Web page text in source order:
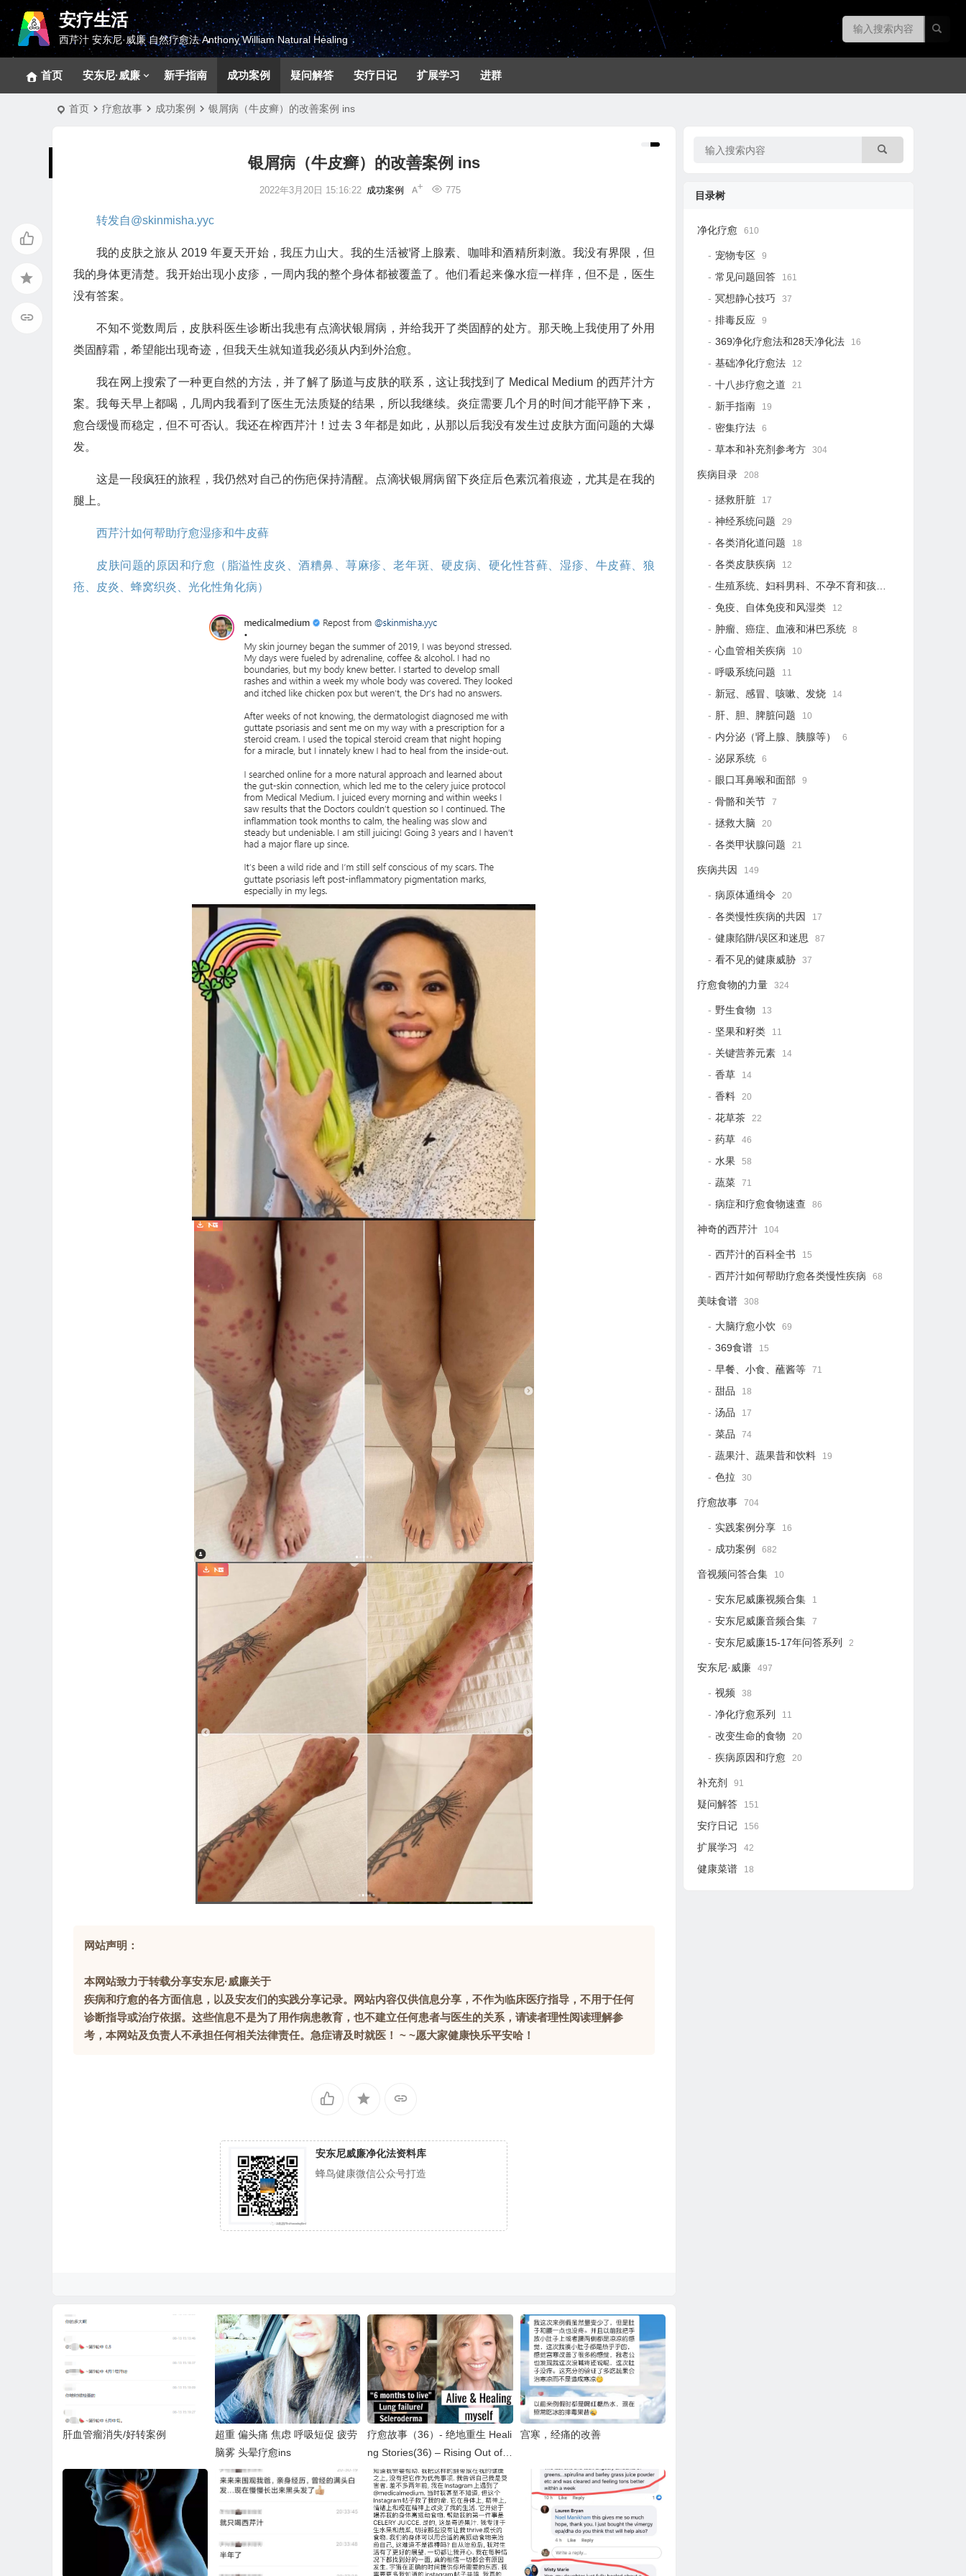
安疗生活
西芹汁 安东尼·威廉 自然疗愈法 Anthony William Natural Healing
首页 安东尼·威廉 新手指南 成功案例 疑问解答 安疗日记 扩展学习 进群
首页 疗愈故事 成功案例 银屑病（牛皮癣）的改善案例 ins
银屑病（牛皮癣）的改善案例 ins
2022年3月20日 15:16:22 成功案例 775
转发自@skinmisha.yyc
我的皮肤之旅从 2019 年夏天开始，我压力山大。我的生活被肾上腺素、咖啡和酒精所刺激。我没有界限，但
我的身体更清楚。我开始出现小皮疹，一周内我的整个身体都被覆盖了。他们看起来像水痘一样痒，但不是，医生
没有答案。
不知不觉数周后，皮肤科医生诊断出我患有点滴状银屑病，并给我开了类固醇的处方。那天晚上我使用了外用
类固醇霜，希望能出现奇迹，但我天生就知道我必须从内到外治愈。
我在网上搜索了一种更自然的方法，并了解了肠道与皮肤的联系，这让我找到了 Medical Medium 的西芹汁方
案。我每天早上都喝，几周内我看到了医生无法质疑的结果，所以我继续。炎症需要几个月的时间才能平静下来，
愈合缓慢而稳定，但不可否认。我还在榨西芹汁！过去 3 年都是如此，从那以后我没有发生过皮肤方面问题的大爆
发。
这是一段疯狂的旅程，我仍然对自己的伤疤保持清醒。点滴状银屑病留下炎症后色素沉着痕迹，尤其是在我的
腿上。
西芹汁如何帮助疗愈湿疹和牛皮藓
皮肤问题的原因和疗愈（脂溢性皮炎、酒糟鼻、荨麻疹、老年斑、硬皮病、硬化性苔藓、湿疹、牛皮藓、狼
疮、皮炎、蜂窝织炎、光化性角化病）
网站声明：
本网站致力于转载分享安东尼·威廉关于
疾病和疗愈的各方面信息，以及安友们的实践分享记录。网站内容仅供信息分享，不作为临床医疗指导，不用于任何
诊断指导或治疗依据。这些信息不是为了用作病患教育，也不建立任何患者与医生的关系，请读者理性阅读理解参
考，本网站及负责人不承担任何相关法律责任。急症请及时就医！ ~ ~愿大家健康快乐平安哈！
安东尼威廉净化法资料库
蜂鸟健康微信公众号打造
肝血管瘤消失/好转案例
超重 偏头痛 焦虑 呼吸短促 疲劳
脑雾 头晕疗愈ins
疗愈故事（36）- 绝地重生 Heali
ng Stories(36) – Rising Out of A
shes
宫寒，经痛的改善
目录树
净化疗愈 610
宠物专区 9
常见问题回答 161
冥想静心技巧 37
排毒反应 9
369净化疗愈法和28天净化法 16
基础净化疗愈法 12
十八步疗愈之道 21
新手指南 19
密集疗法 6
草本和补充剂参考方 304
疾病目录 208
拯救肝脏 17
神经系统问题 29
各类消化道问题 18
各类皮肤疾病 12
生殖系统、妇科男科、不孕不育和孩子健康
免疫、自体免疫和风湿类 12
肿瘤、癌症、血液和淋巴系统 8
心血管相关疾病 10
呼吸系统问题 11
新冠、感冒、咳嗽、发烧 14
肝、胆、脾脏问题 10
内分泌（肾上腺、胰腺等） 6
泌尿系统 6
眼口耳鼻喉和面部 9
骨骼和关节 7
拯救大脑 20
各类甲状腺问题 21
疾病共因 149
病原体通缉令 20
各类慢性疾病的共因 17
健康陷阱/误区和迷思 87
看不见的健康威胁 37
疗愈食物的力量 324
野生食物 13
坚果和籽类 11
关键营养元素 14
香草 14
香料 20
花草茶 22
药草 46
水果 58
蔬菜 71
病症和疗愈食物速查 86
神奇的西芹汁 104
西芹汁的百科全书 15
西芹汁如何帮助疗愈各类慢性疾病 68
美味食谱 308
大脑疗愈小饮 69
369食谱 15
早餐、小食、蘸酱等 71
甜品 18
汤品 17
菜品 74
蔬果汁、蔬果昔和饮料 19
色拉 30
疗愈故事 704
实践案例分享 16
成功案例 682
音视频问答合集 10
安东尼威廉视频合集 1
安东尼威廉音频合集 7
安东尼威廉15-17年问答系列 2
安东尼·威廉 497
视频 38
净化疗愈系列 11
改变生命的食物 20
疾病原因和疗愈 20
补充剂 91
疑问解答 151
安疗日记 156
扩展学习 42
健康菜谱 18